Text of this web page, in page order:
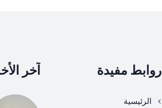
روابط مفيدة
الرئيسية
آخر